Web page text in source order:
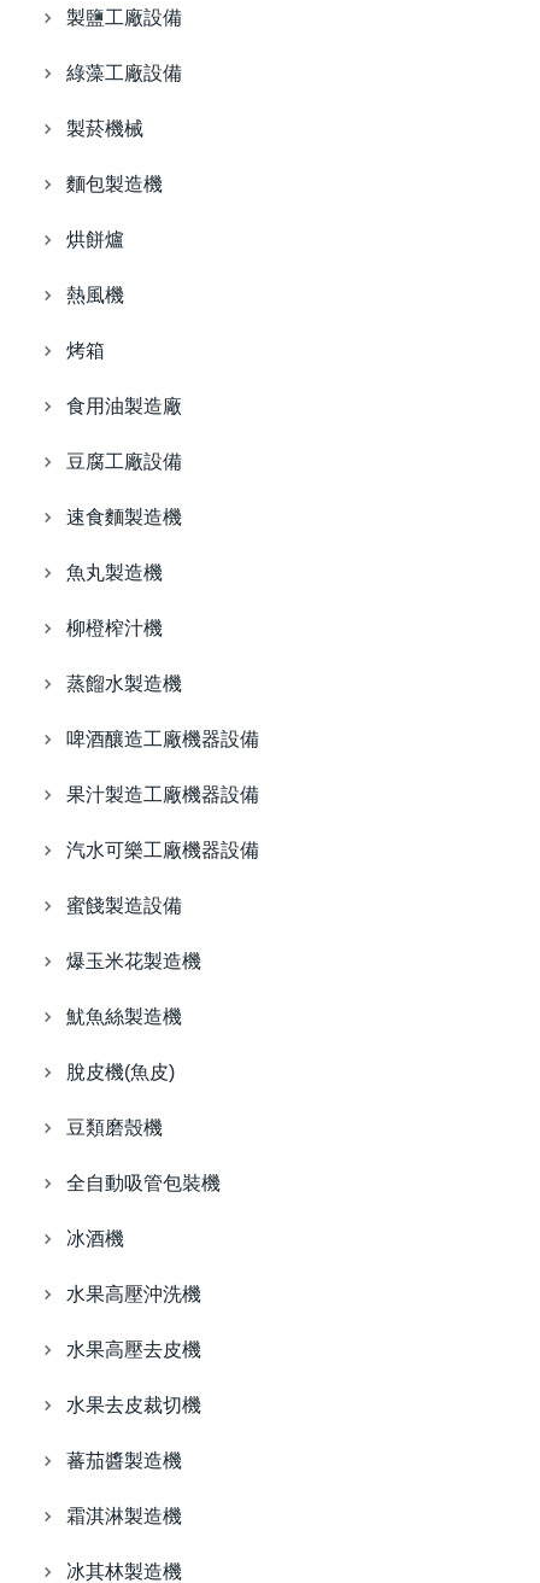
製鹽工廠設備
綠藻工廠設備
製菸機械
麵包製造機
烘餅爐
熱風機
烤箱
食用油製造廠
豆腐工廠設備
速食麵製造機
魚丸製造機
柳橙榨汁機
蒸餾水製造機
啤酒釀造工廠機器設備
果汁製造工廠機器設備
汽水可樂工廠機器設備
蜜餞製造設備
爆玉米花製造機
魷魚絲製造機
脫皮機(魚皮)
豆類磨殼機
全自動吸管包裝機
冰酒機
水果高壓沖洗機
水果高壓去皮機
水果去皮裁切機
蕃茄醬製造機
霜淇淋製造機
冰其林製造機